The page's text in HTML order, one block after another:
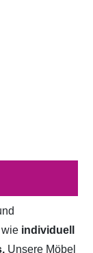
wie individuell
Unsere Möbel